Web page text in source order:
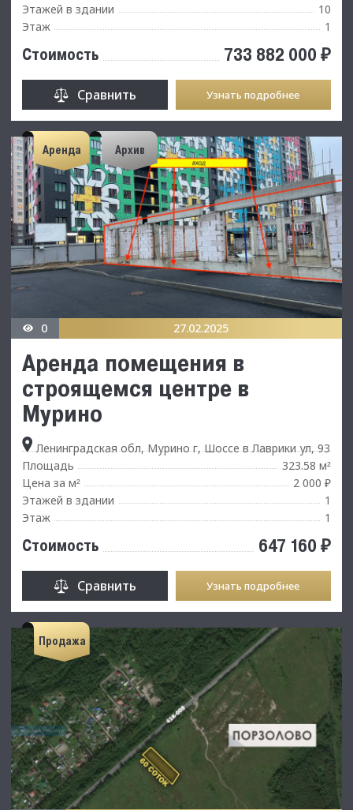
Этажей в здании
10
Этаж
1
Стоимость 733 882 000 ₽
Сравнить Узнать подробнее
Аренда Архив
0 27.02.2025
Аренда помещения в
строящемся центре в
Мурино
Ленинградская обл, Мурино г, Шоссе в Лаврики ул, 93
Площадь
323.58 м²
Цена за м²
2 000 ₽
Этажей в здании
1
Этаж
1
Стоимость 647 160 ₽
Сравнить Узнать подробнее
Продажа